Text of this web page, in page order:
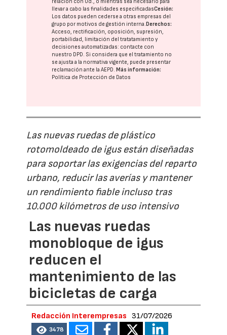
relación con Ud., o mientras sea necesario para
llevar a cabo las finalidades especificadasCesión:
Los datos pueden cederse a otras empresas del
grupo por motivos de gestión interna. Derechos:
Acceso, rectificación, oposición, supresión,
portabilidad, limitación del tratatamiento y
decisiones automatizadas: contacte con
nuestro DPD. Si considera que el tratamiento no
se ajusta a la normativa vigente, puede presentar
reclamación ante laAEPD. Más información:
Política de Protección de Datos
Las nuevas ruedas de plástico
rotomoldeado de igus están diseñadas
para soportar las exigencias del reparto
urbano, reducir las averías y mantener
un rendimiento fiable incluso tras
10.000 kilómetros de uso intensivo
Las nuevas ruedas
monobloque de igus
reducen el
mantenimiento de las
bicicletas de carga
Redacción Interempresas 31/07/2026
3478